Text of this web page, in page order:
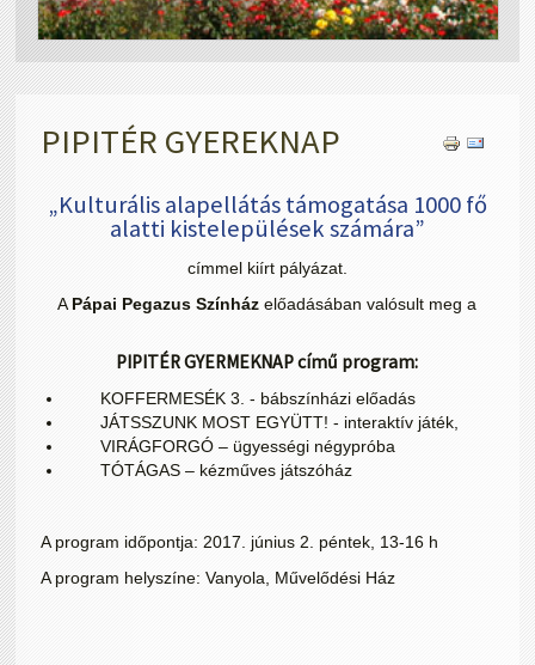
PIPITÉR GYEREKNAP
„Kulturális alapellátás támogatása 1000 fő
alatti kistelepülések számára”
címmel kiírt pályázat.
A Pápai Pegazus Színház előadásában valósult meg a
PIPITÉR GYERMEKNAP című program:
KOFFERMESÉK 3. - bábszínházi előadás
JÁTSSZUNK MOST EGYÜTT! - interaktív játék,
VIRÁGFORGÓ – ügyességi négypróba
TÓTÁGAS – kézműves játszóház
A program időpontja: 2017. június 2. péntek, 13-16 h
A program helyszíne: Vanyola, Művelődési Ház